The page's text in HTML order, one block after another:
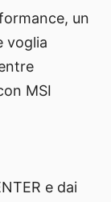
un
voglia
MSI
e dai